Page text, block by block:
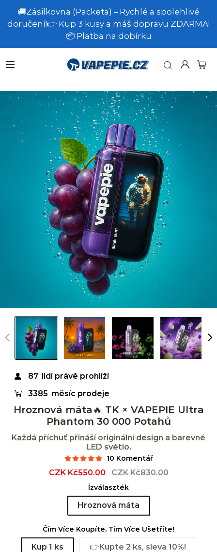
🚚Zásilkovna (Packeta) – Rychlé a spolehlivé
doručení!👉 Kup 3 kusy a máš dopravu ZDARMA!
📦 Platba na dobírku
87 lidí právě prohlíží
3385 měsíc prodeje
Hroznová máta🔥 TK × VAPEPIE Ultra
Phantom 30 000 Potahů
Každá příchuť přináší originální design a barevné
LED světlo.
10 Komentář
Sale
CZK Kč550.00
Regular
CZK Kč830.00
Ízválaszték
Hroznová máta
Čím Více Koupíte, Tím Více Ušetříte!
Kup 1 ks 👉Kupte 2 ks, sleva 10%!